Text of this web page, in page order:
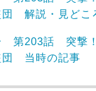
団 解説・見どこ
第203話 突撃
団 当時の記事